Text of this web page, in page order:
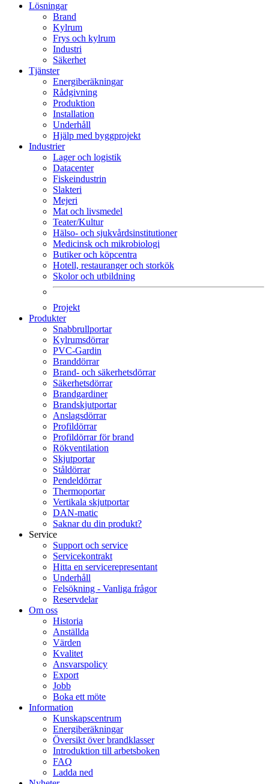
Lösningar
Brand
Kylrum
Frys och kylrum
Industri
Säkerhet
Tjänster
Energiberäkningar
Rådgivning
Produktion
Installation
Underhåll
Hjälp med byggprojekt
Industrier
Lager och logistik
Datacenter
Fiskeindustrin
Slakteri
Mejeri
Mat och livsmedel
Teater/Kultur
Hälso- och sjukvårdsinstitutioner
Medicinsk och mikrobiologi
Butiker och köpcentra
Hotell, restauranger och storkök
Skolor och utbildning
Projekt
Produkter
Snabbrullportar
Kylrumsdörrar
PVC-Gardin
Branddörrar
Brand- och säkerhetsdörrar
Säkerhetsdörrar
Brandgardiner
Brandskjutportar
Anslagsdörrar
Profildörrar
Profildörrar för brand
Rökventilation
Skjutportar
Ståldörrar
Pendeldörrar
Thermoportar
Vertikala skjutportar
DAN-matic
Saknar du din produkt?
Service
Support och service
Servicekontrakt
Hitta en servicerepresentant
Underhåll
Felsökning - Vanliga frågor
Reservdelar
Om oss
Historia
Anställda
Värden
Kvalitet
Ansvarspolicy
Export
Jobb
Boka ett möte
Information
Kunskapscentrum
Energiberäkningar
Översikt över brandklasser
Introduktion till arbetsboken
FAQ
Ladda ned